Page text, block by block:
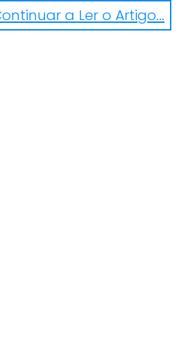
se a um projeto
a Ler o Artigo...